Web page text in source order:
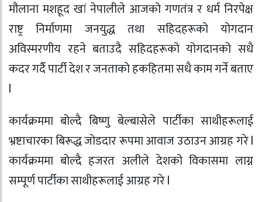
मौलाना मशहूद खां नेपालीले आजको गणतंत्र र धर्म निरपेक्ष
राष्ट्र निर्माणमा जनयुद्ध तथा सहिदहरूको योगदान
अविस्मरणीय रहने बताउदै सहिदहरूको योगदानको सधै
कदर गर्दै पार्टी देश र जनताको हकहितमा सधै काम गर्ने बताए
l
कार्यक्रममा बोल्दै बिष्णु बेल्बासेले पार्टीका साथीहरूलाई
भ्रष्टाचारका बिरूद्ध जोडदार रूपमा आवाज उठाउन आग्रह गरे l
कार्यक्रममा बोल्दै हजरत अलीले देशको विकासमा लाग्न
सम्पूर्ण पार्टीका साथीहरूलाई आग्रह गरे l